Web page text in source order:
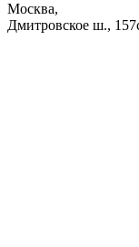
Москва,
Дмитровское ш.,